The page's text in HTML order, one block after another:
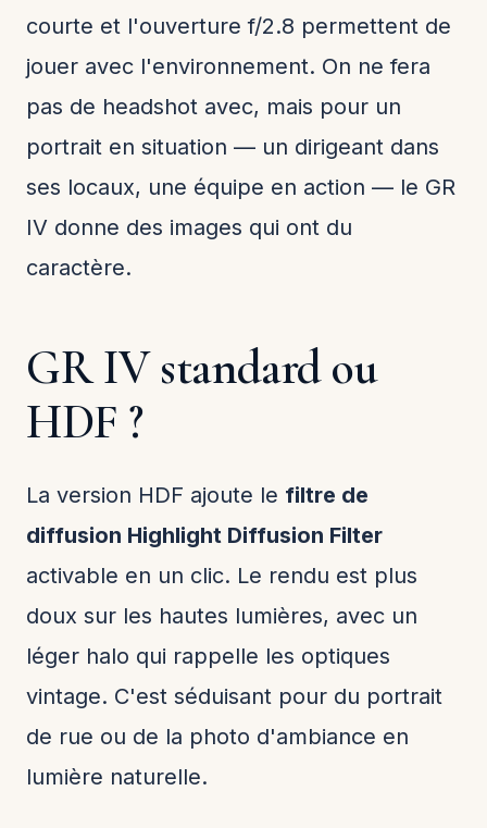
courte et l'ouverture f/2.8 permettent de
jouer avec l'environnement. On ne fera
pas de headshot avec, mais pour un
portrait en situation — un dirigeant dans
ses locaux, une équipe en action — le GR
IV donne des images qui ont du
caractère.
GR IV standard ou
HDF ?
La version HDF ajoute le filtre de
diffusion Highlight Diffusion Filter
activable en un clic. Le rendu est plus
doux sur les hautes lumières, avec un
léger halo qui rappelle les optiques
vintage. C'est séduisant pour du portrait
de rue ou de la photo d'ambiance en
lumière naturelle.